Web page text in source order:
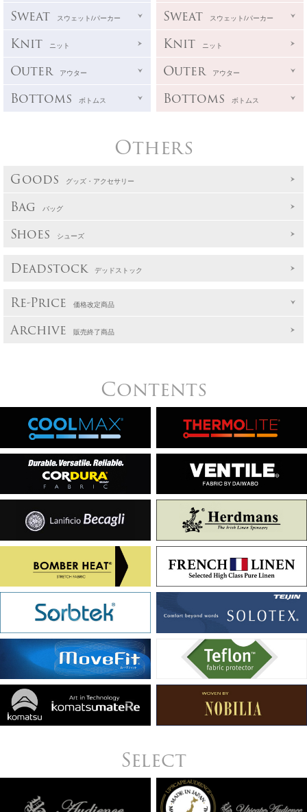
Sweat スウェット/パーカー
Knit ニット
Outer アウター
Bottoms ボトムス
Sweat スウェット/パーカー
Knit ニット
Outer アウター
Bottoms ボトムス
Others
Goods グッズ・アクセサリー
Bag バッグ
Shoes シューズ
Deadstock デッドストック
Re-Price 価格改定商品
Archive 販売終了商品
Contents
Select